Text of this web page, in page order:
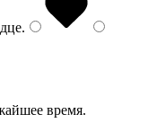
.
время.